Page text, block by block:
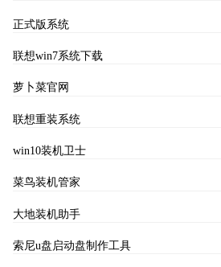
正式版系统
联想win7系统下载
萝卜菜官网
联想重装系统
win10装机卫士
菜鸟装机管家
大地装机助手
索尼u盘启动盘制作工具